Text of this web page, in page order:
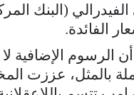
الفيدرالي (البنك
الفائدة.
الرسوم الإضافية لا
بالمثل، عززت